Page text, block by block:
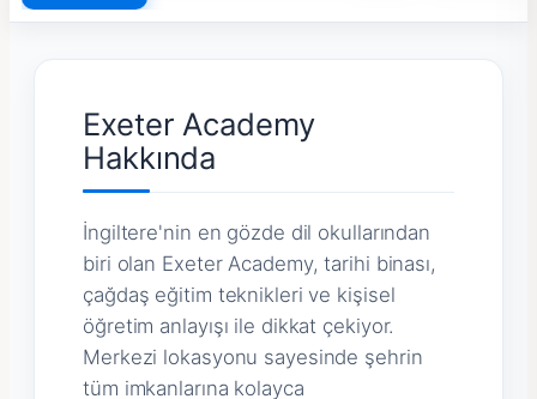
Exeter Academy
Hakkında
İngiltere'nin en gözde dil okullarından
biri olan Exeter Academy, tarihi binası,
çağdaş eğitim teknikleri ve kişisel
öğretim anlayışı ile dikkat çekiyor.
Merkezi lokasyonu sayesinde şehrin
tüm imkanlarına kolayca